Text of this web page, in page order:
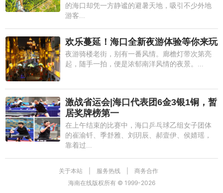
的海口却凭一方静谧的避暑天地，吸引不少外地
游客...
欢乐蔓延！海口全新夜游体验等你来玩
夜游骑楼老街，别有一番风情。廊檐灯带次第亮
起，随手一拍，便是浓郁南洋风情的夜景。...
激战省运会|海口代表团6金3银1铜，暂
居奖牌榜第一
在上午结束的比赛中，海口乒乓球乙组女子团体
的崔渝钎、季舒雅、刘玥辰、郝壹伊、侯婧瑶，
靠着过...
关于本站 服务热线
商务合作
海南在线版权所有 © 1999-2026